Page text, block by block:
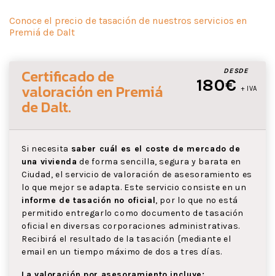
Conoce el precio de tasación de nuestros servicios en
Premiá de Dalt
DESDE
180€ + IVA
Certificado de
valoración en Premiá
de Dalt.
Si necesita saber cuál es el coste de mercado de
una vivienda de forma sencilla, segura y barata en
Ciudad, el servicio de valoración de asesoramiento es
lo que mejor se adapta. Este servicio consiste en un
informe de tasación no oficial, por lo que no está
permitido entregarlo como documento de tasación
oficial en diversas corporaciones administrativas.
Recibirá el resultado de la tasación {mediante el
email en un tiempo máximo de dos a tres días.